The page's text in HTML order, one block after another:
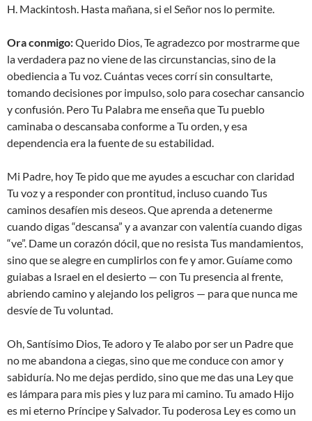
H. Mackintosh. Hasta mañana, si el Señor nos lo permite.
Ora conmigo:Querido Dios, Te agradezco por mostrarme que
la verdadera paz no viene de las circunstancias, sino de la
obediencia a Tu voz. Cuántas veces corrí sin consultarte,
tomando decisiones por impulso, solo para cosechar cansancio
y confusión. Pero Tu Palabra me enseña que Tu pueblo
caminaba o descansaba conforme a Tu orden, y esa
dependencia era la fuente de su estabilidad.
Mi Padre, hoy Te pido que me ayudes a escuchar con claridad
Tu voz y a responder con prontitud, incluso cuando Tus
caminos desafíen mis deseos. Que aprenda a detenerme
cuando digas “descansa” y a avanzar con valentía cuando digas
“ve”. Dame un corazón dócil, que no resista Tus mandamientos,
sino que se alegre en cumplirlos con fe y amor. Guíame como
guiabas a Israel en el desierto — con Tu presencia al frente,
abriendo camino y alejando los peligros — para que nunca me
desvíe de Tu voluntad.
Oh, Santísimo Dios, Te adoro y Te alabo por ser un Padre que
no me abandona a ciegas, sino que me conduce con amor y
sabiduría. No me dejas perdido, sino que me das una Ley que
es lámpara para mis pies y luz para mi camino. Tu amado Hijo
es mi eterno Príncipe y Salvador. Tu poderosa Ley es como un